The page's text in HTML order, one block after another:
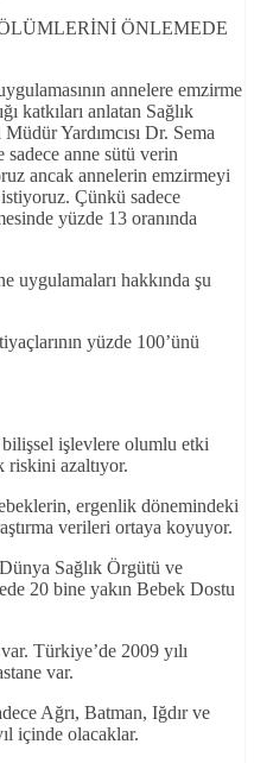
ÖNLEMEDE
annelere emzirme
katkıları anlatan Sağlık
Yardımcısı Dr. Sema
anne sütü verin
ancak annelerin emzirmeyi
Çünkü sadece
yüzde 13 oranında
uygulamaları hakkında şu
yüzde 100’ünü
işlevlere olumlu etki
riskini azaltıyor.
ergenlik dönemindeki
verileri ortaya koyuyor.
Sağlık Örgütü ve
20 bine yakın Bebek Dostu
Türkiye’de 2009 yılı
var.
Ağrı, Batman, Iğdır ve
içinde olacaklar.